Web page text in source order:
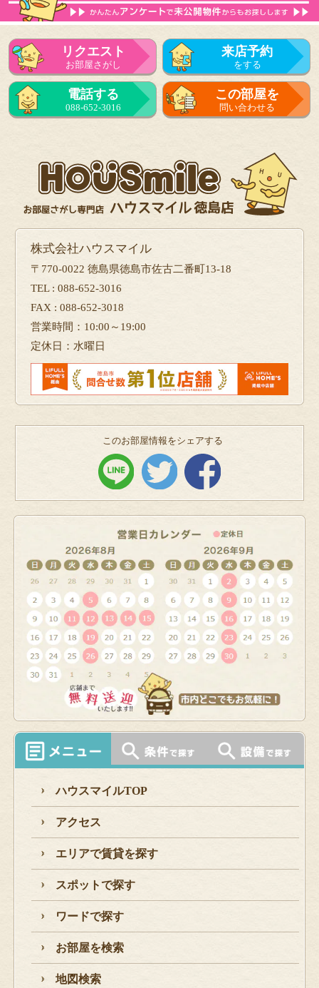
リクエスト
お部屋さがし
来店予約
をする
電話する
088-652-3016
この部屋を
問い合わせる
株式会社ハウスマイル
〒770-0022 徳島県徳島市佐古二番町13-18
TEL : 088-652-3016
FAX : 088-652-3018
営業時間：10:00～19:00
定休日：水曜日
このお部屋情報をシェアする
ハウスマイルTOP
アクセス
エリアで賃貸を探す
スポットで探す
ワードで探す
お部屋を検索
地図検索